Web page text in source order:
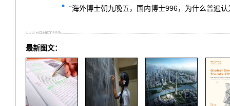
“海外博士朝九晚五，国内博士996，为什么普遍
最新图文：